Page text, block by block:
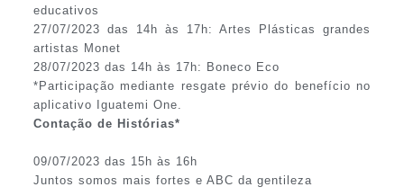
educativos
27/07/2023 das 14h às 17h: Artes Plásticas grandes
artistas Monet
28/07/2023 das 14h às 17h: Boneco Eco
*Participação mediante resgate prévio do benefício no
aplicativo Iguatemi One.
Contação de Histórias*
09/07/2023 das 15h às 16h
Juntos somos mais fortes e ABC da gentileza